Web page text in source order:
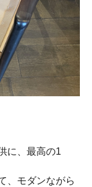
に、最高の1
、モダンながら